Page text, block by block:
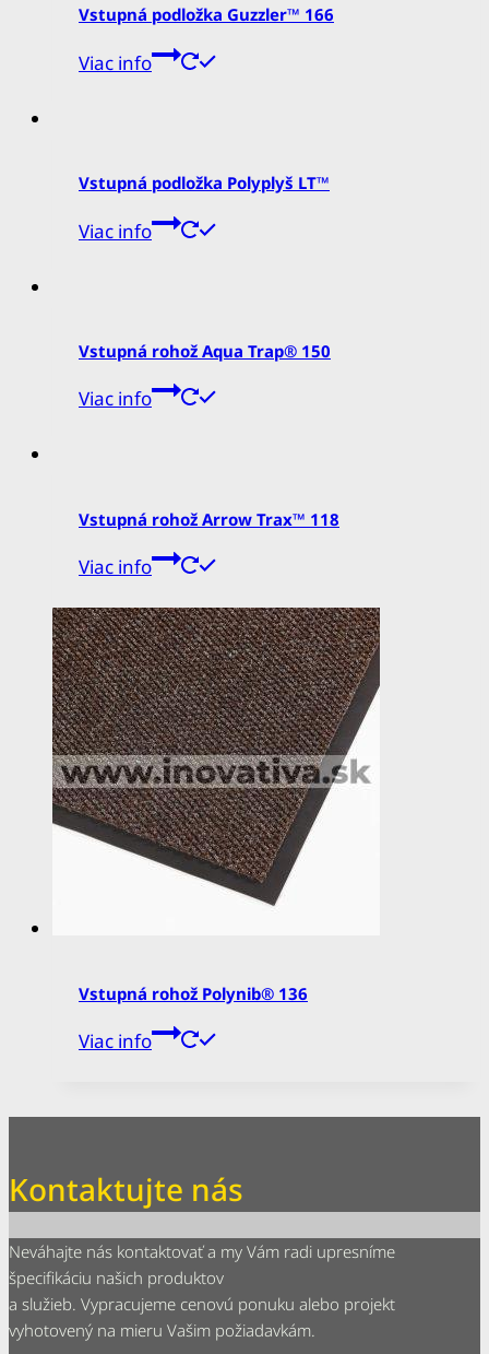
Vstupná podložka Guzzler™ 166
Viac info
Vstupná podložka Polyplyš LT™
Viac info
Vstupná rohož Aqua Trap® 150
Viac info
Vstupná rohož Arrow Trax™ 118
Viac info
Vstupná rohož Polynib® 136
Viac info
Kontaktujte nás
Neváhajte nás kontaktovať a my Vám radi upresníme
špecifikáciu našich produktov
a služieb. Vypracujeme cenovú ponuku alebo projekt
vyhotovený na mieru Vašim požiadavkám.